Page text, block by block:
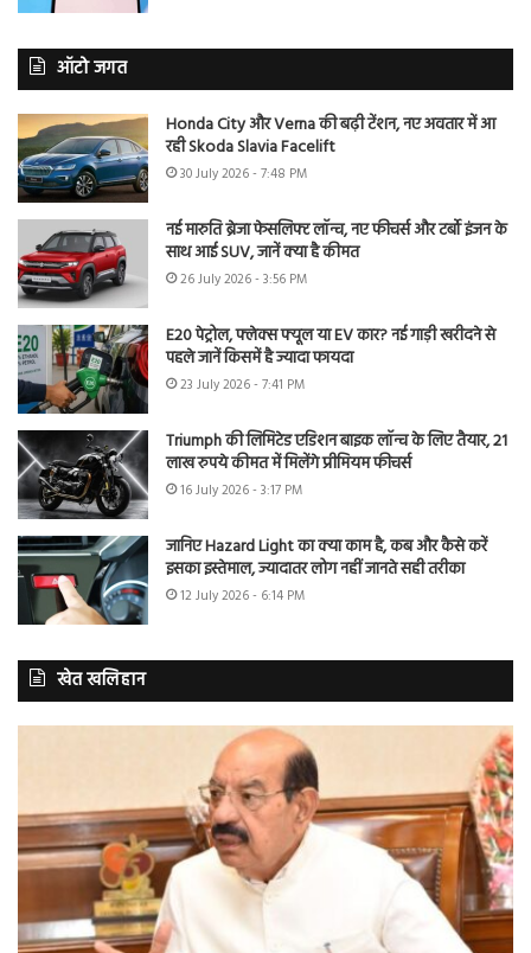
ऑटो जगत
Honda City और Verna की बढ़ी टेंशन, नए अवतार में आ
रही Skoda Slavia Facelift
30 July 2026 - 7:48 PM
नई मारुति ब्रेजा फेसलिफ्ट लॉन्च, नए फीचर्स और टर्बो इंजन के
साथ आई SUV, जानें क्या है कीमत
26 July 2026 - 3:56 PM
E20 पेट्रोल, फ्लेक्स फ्यूल या EV कार? नई गाड़ी खरीदने से
पहले जानें किसमें है ज्यादा फायदा
23 July 2026 - 7:41 PM
Triumph की लिमिटेड एडिशन बाइक लॉन्च के लिए तैयार, 21
लाख रुपये कीमत में मिलेंगे प्रीमियम फीचर्स
16 July 2026 - 3:17 PM
जानिए Hazard Light का क्या काम है, कब और कैसे करें
इसका इस्तेमाल, ज्यादातर लोग नहीं जानते सही तरीका
12 July 2026 - 6:14 PM
खेत खलिहान